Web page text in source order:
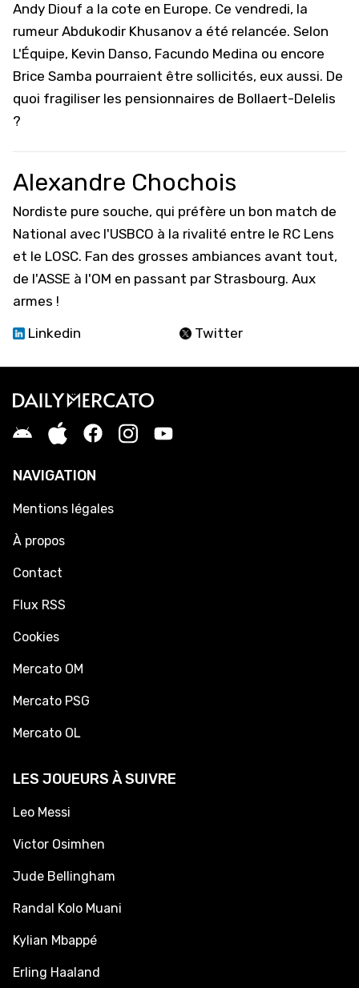
Andy Diouf a la cote en Europe. Ce vendredi, la
rumeur Abdukodir Khusanov a été relancée. Selon
L'Équipe, Kevin Danso, Facundo Medina ou encore
Brice Samba pourraient être sollicités, eux aussi. De
quoi fragiliser les pensionnaires de Bollaert-Delelis
?
Alexandre Chochois
Nordiste pure souche, qui préfère un bon match de
National avec l'USBCO à la rivalité entre le RC Lens
et le LOSC. Fan des grosses ambiances avant tout,
de l'ASSE à l'OM en passant par Strasbourg. Aux
armes !
Linkedin
Twitter
NAVIGATION
Mentions légales
À propos
Contact
Flux RSS
Cookies
Mercato OM
Mercato PSG
Mercato OL
LES JOUEURS À SUIVRE
Leo Messi
Victor Osimhen
Jude Bellingham
Randal Kolo Muani
Kylian Mbappé
Erling Haaland